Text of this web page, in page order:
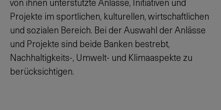
Projekte im sportlichen, kulturellen, wirtschaftlichen
und sozialen Bereich. Bei der Auswahl der Anlässe
und Projekte sind beide Banken bestrebt,
Nachhaltigkeits-, Umwelt- und Klimaaspekte zu
berücksichtigen.